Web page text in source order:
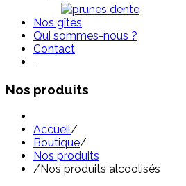
Nos gîtes
Qui sommes-nous ?
Contact
Nos produits
Accueil/
Boutique/
Nos produits
/ Nos produits alcoolisés